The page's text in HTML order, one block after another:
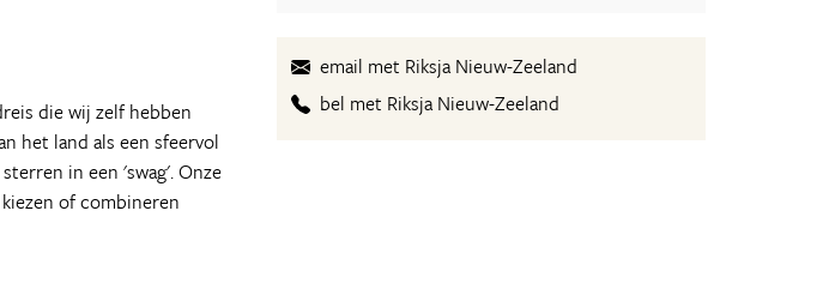
die wij zelf hebben
het land als een sfeervol
in een 'swag'. Onze
of combineren
email met Riksja Nieuw-Zeeland
bel met Riksja Nieuw-Zeeland